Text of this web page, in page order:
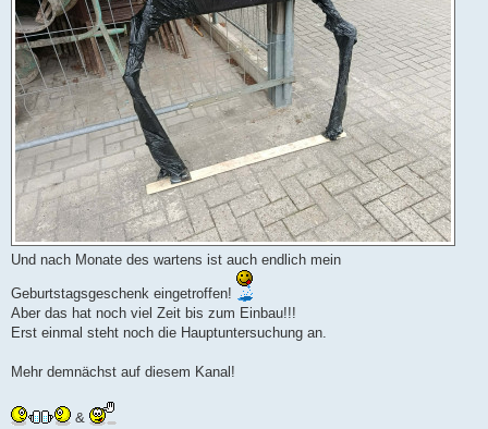
Und nach Monate des wartens ist auch endlich mein
Geburtstagsgeschenk eingetroffen!
Aber das hat noch viel Zeit bis zum Einbau!!!
Erst einmal steht noch die Hauptuntersuchung an.
Mehr demnächst auf diesem Kanal!
&